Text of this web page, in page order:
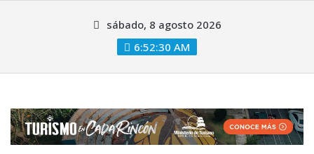
sábado, 8 agosto 2026
6:52:31 AM